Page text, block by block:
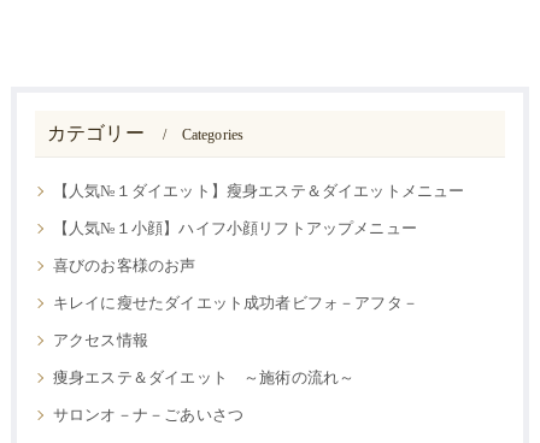
カテゴリー Categories
【人気№１ダイエット】瘦身エステ＆ダイエットメニュー
【人気№１小顔】ハイフ小顔リフトアップメニュー
喜びのお客様のお声
キレイに瘦せたダイエット成功者ビフォ－アフタ－
アクセス情報
痩身エステ＆ダイエット ～施術の流れ～
サロンオ－ナ－ごあいさつ